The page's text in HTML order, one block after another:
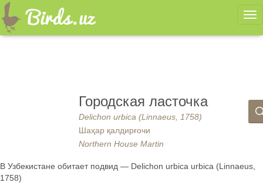
Городская ласточка
Delichon urbica (Linnaeus, 1758)
Шаҳар қалдирғочи
Northern House Martin
В Узбекистане обитает подвид — Delichon urbica urbica (Linnaeus,
1758)